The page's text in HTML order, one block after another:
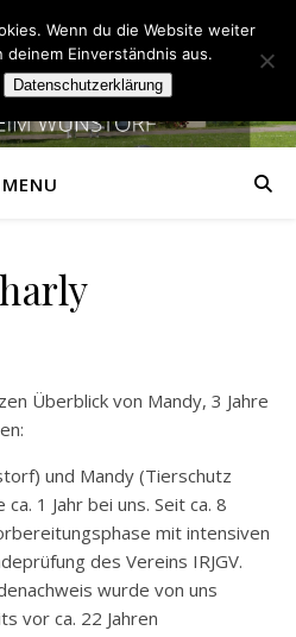
MENU
Überblick von Mandy, 3 Jahre
und Mandy (Tierschutz
1 Jahr bei uns. Seit ca. 8
mit intensiven
des Vereins IRJGV.
wurde von uns
vor ca. 22 Jahren
Wenn du die Website weiter
Einverständnis aus.
Datenschutzerklärung